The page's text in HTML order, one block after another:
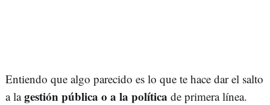
Entiendo que algo parecido es lo que te hace dar el salto
a lagestión pública o a la política de primera línea.